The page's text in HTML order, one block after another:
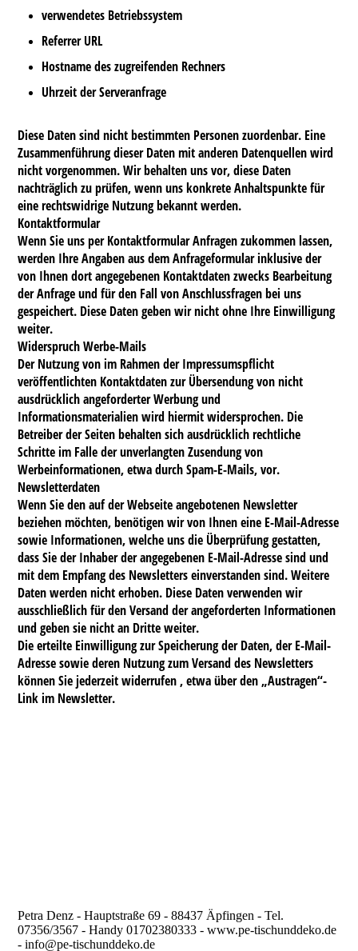
verwendetes Betriebssystem
Referrer URL
Hostname des zugreifenden Rechners
Uhrzeit der Serveranfrage
Diese Daten sind nicht bestimmten Personen zuordenbar. Eine
Zusammenführung dieser Daten mit anderen Datenquellen wird
nicht vorgenommen. Wir behalten uns vor, diese Daten
nachträglich zu prüfen, wenn uns konkrete Anhaltspunkte für
eine rechtswidrige Nutzung bekannt werden.
Kontaktformular
Wenn Sie uns per Kontaktformular Anfragen zukommen lassen,
werden Ihre Angaben aus dem Anfrageformular inklusive der
von Ihnen dort angegebenen Kontaktdaten zwecks Bearbeitung
der Anfrage und für den Fall von Anschlussfragen bei uns
gespeichert. Diese Daten geben wir nicht ohne Ihre Einwilligung
weiter.
Widerspruch Werbe-Mails
Der Nutzung von im Rahmen der Impressumspflicht
veröffentlichten Kontaktdaten zur Übersendung von nicht
ausdrücklich angeforderter Werbung und
Informationsmaterialien wird hiermit widersprochen. Die
Betreiber der Seiten behalten sich ausdrücklich rechtliche
Schritte im Falle der unverlangten Zusendung von
Werbeinformationen, etwa durch Spam-E-Mails, vor.
Newsletterdaten
Wenn Sie den auf der Webseite angebotenen Newsletter
beziehen möchten, benötigen wir von Ihnen eine E-Mail-Adresse
sowie Informationen, welche uns die Überprüfung gestatten,
dass Sie der Inhaber der angegebenen E-Mail-Adresse sind und
mit dem Empfang des Newsletters einverstanden sind. Weitere
Daten werden nicht erhoben. Diese Daten verwenden wir
ausschließlich für den Versand der angeforderten Informationen
und geben sie nicht an Dritte weiter.
Die erteilte Einwilligung zur Speicherung der Daten, der E-Mail-
Adresse sowie deren Nutzung zum Versand des Newsletters
können Sie jederzeit widerrufen , etwa über den „Austragen“-
Link im Newsletter.
Petra Denz - Hauptstraße 69 - 88437 Äpfingen - Tel.
07356/3567 - Handy 01702380333 - www.pe-tischunddeko.de
- info@pe-tischunddeko.de